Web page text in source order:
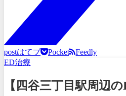
postはてブ Pocket
Feedly
ED治療
【四谷三丁目駅周辺